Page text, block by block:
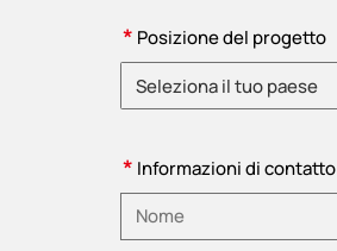
* Posizione del progetto
Seleziona il tuo paese
* Informazioni di contatto